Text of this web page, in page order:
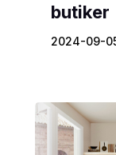
butiker
2024-09-